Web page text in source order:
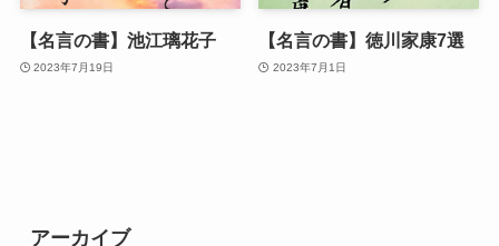
【名言の書】池江璃花子
2023年7月19日
【名言の書】徳川家康7選
2023年7月1日
アーカイブ